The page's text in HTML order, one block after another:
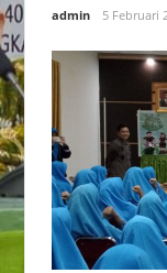
admin 5 Februari